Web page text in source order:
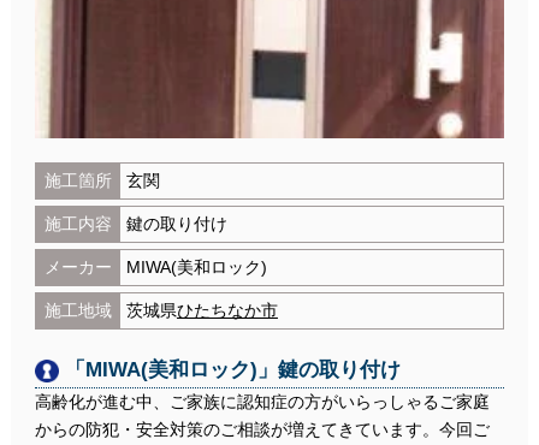
施工箇所 玄関
施工内容 鍵の取り付け
メーカー MIWA(美和ロック)
施工地域 茨城県ひたちなか市
「MIWA(美和ロック)」鍵の取り付け
高齢化が進む中、ご家族に認知症の方がいらっしゃるご家庭
からの防犯・安全対策のご相談が増えてきています。今回ご